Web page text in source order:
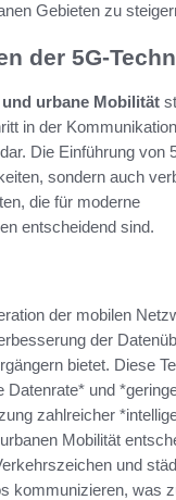
Gebieten zu
der 5G-
urbane Mobilität
in der
Die Einführung von
sondern auch
die für moderne
entscheidend sind.
der mobilen
der
bietet. Diese
Datenrate* und
zahlreicher
Mobilität
und
kommunizieren, was